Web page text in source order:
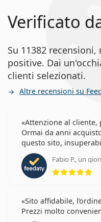
Verificato
Su 11382 recensioni,
positive. Dai
clienti selezionati.
Altre recensioni su
Attenzione al
Ormai da anni
questo sito,
Fabio P., un
Sito affidabile,
Prezzi molto